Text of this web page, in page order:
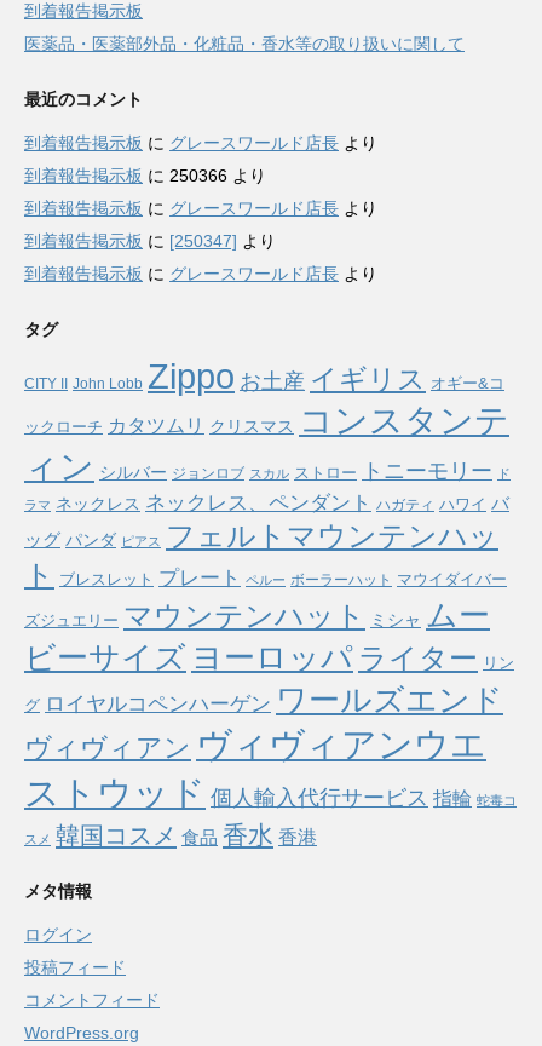
到着報告掲示板
医薬品・医薬部外品・化粧品・香水等の取り扱いに関して
最近のコメント
到着報告掲示板 に グレースワールド店長 より
到着報告掲示板 に 250366 より
到着報告掲示板 に グレースワールド店長 より
到着報告掲示板 に [250347] より
到着報告掲示板 に グレースワールド店長 より
タグ
CITY II John Lobb Zippo お土産 イギリス オギー&コ
ックローチ カタツムリ クリスマス
コンスタンテ
ィン シルバー ジョンロブ スカル ストロー トニーモリー ド
ラマ ネックレス ネックレス、ペンダント ハガティ ハワイ バ
ッグ パンダ ピアス
フェルトマウンテンハッ
ト
ブレスレット プレート ペルー ボーラーハット マウイダイバー
ズジュエリー マウンテンハット ミシャ ムー
ビーサイズ ヨーロッパ ライター リン
グ ロイヤルコペンハーゲン ワールズエンド
ヴィヴィアン ヴィヴィアンウエ
ストウッド 個人輸入代行サービス 指輪 蛇毒コ
スメ 韓国コスメ 食品 香水 香港
メタ情報
ログイン
投稿フィード
コメントフィード
WordPress.org